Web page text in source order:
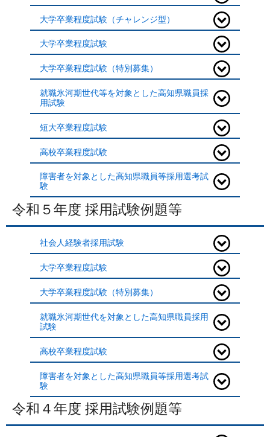
大学卒業程度試験（チャレンジ型）
大学卒業程度試験
大学卒業程度試験（特別募集）
就職氷河期世代等を対象とした高知県職員採
用試験
短大卒業程度試験
高校卒業程度試験
障害者を対象とした高知県職員等採用選考試
験
令和５年度 採用試験例題等
社会人経験者採用試験
大学卒業程度試験
大学卒業程度試験（特別募集）
就職氷河期世代を対象とした高知県職員採用
試験
高校卒業程度試験
障害者を対象とした高知県職員等採用選考試
験
令和４年度 採用試験例題等